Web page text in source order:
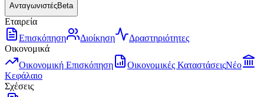
ΑνταγωνιστέςBeta
Εταιρεία
Επισκόπηση
Διοίκηση
Δραστηριότητες
Οικονομικά
Οικονομική Επισκόπηση
Οικονομικές ΚαταστάσειςΝέο
Κεφάλαιο
Σχέσεις